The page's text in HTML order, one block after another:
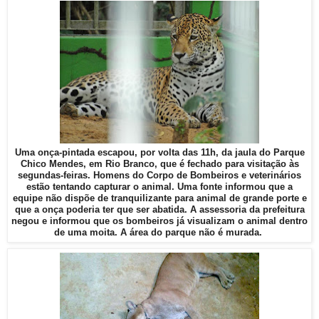
Uma onça-pintada escapou, por volta das 11h, da jaula do Parque
Chico Mendes, em Rio Branco, que é fechado para visitação às
segundas-feiras. Homens do Corpo de Bombeiros e veterinários
estão tentando capturar o animal. Uma fonte informou que a
equipe não dispõe de tranquilizante para animal de grande porte e
que a onça poderia ter que ser abatida. A assessoria da prefeitura
negou e informou que os bombeiros já visualizam o animal dentro
de uma moita. A área do parque não é murada.